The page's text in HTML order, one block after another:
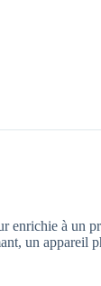
enrichie à un
un appareil